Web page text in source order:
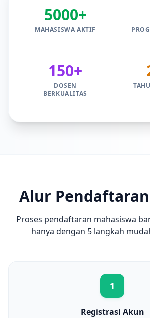
5000+
MAHASISWA AKTIF
150+
DOSEN
BERKUALITAS
Alur
Proses pendaftaran mahasiswa
hanya dengan 5 langkah
1
Registrasi Akun